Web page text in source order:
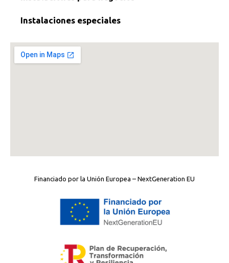
Instalaciones especiales
Financiado por la Unión Europea – NextGeneration EU